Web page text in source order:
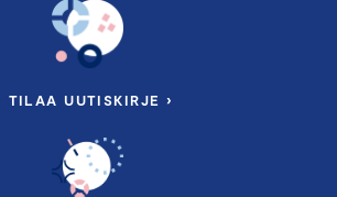
TILAA UUTISKIRJE ›